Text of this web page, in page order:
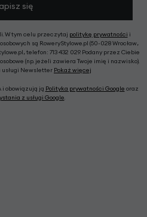
się
W tym celu przeczytaj politykę prywatności i
są RoweryStylowe.pl (50-028 Wrocław,
telefon: 713 432 029. Podany przez Ciebie
(np. jeżeli zawiera Twoje imię i nazwisko).
Newsletter Pokaż więcej
i obowiązują ją Polityka prywatności Google oraz
z usługi Google.